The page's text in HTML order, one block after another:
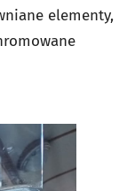
elementy,